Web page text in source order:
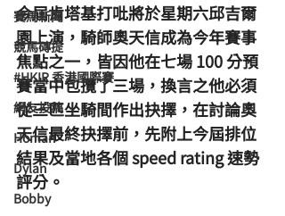
賽馬新聞
競馬磚提
#HKIR 香港國際賽
網友投稿
Homan
Dylan
Bobby
今屆肯塔基打吡將於星期六邱吉爾
園上演，騎師奧天信成為今年賽事
焦點之一，皆因他在七場 100 分預
賽當中包攬了三場，換言之他必須
從三匹坐騎間作出抉擇，在討論奧
天信最終抉擇前，先附上今屆排位
結果及當地各個 speed rating 速勢
評分。